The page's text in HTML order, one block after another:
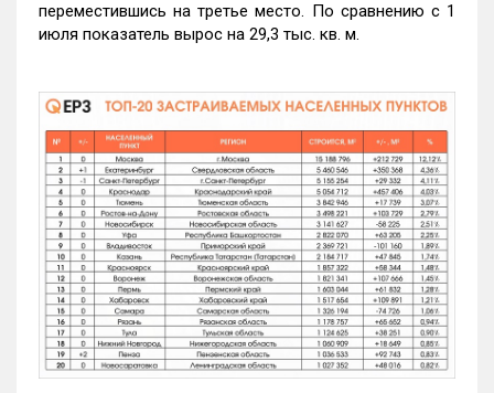
переместившись на третье место. По сравнению с 1
июля показатель вырос на 29,3 тыс. кв. м.